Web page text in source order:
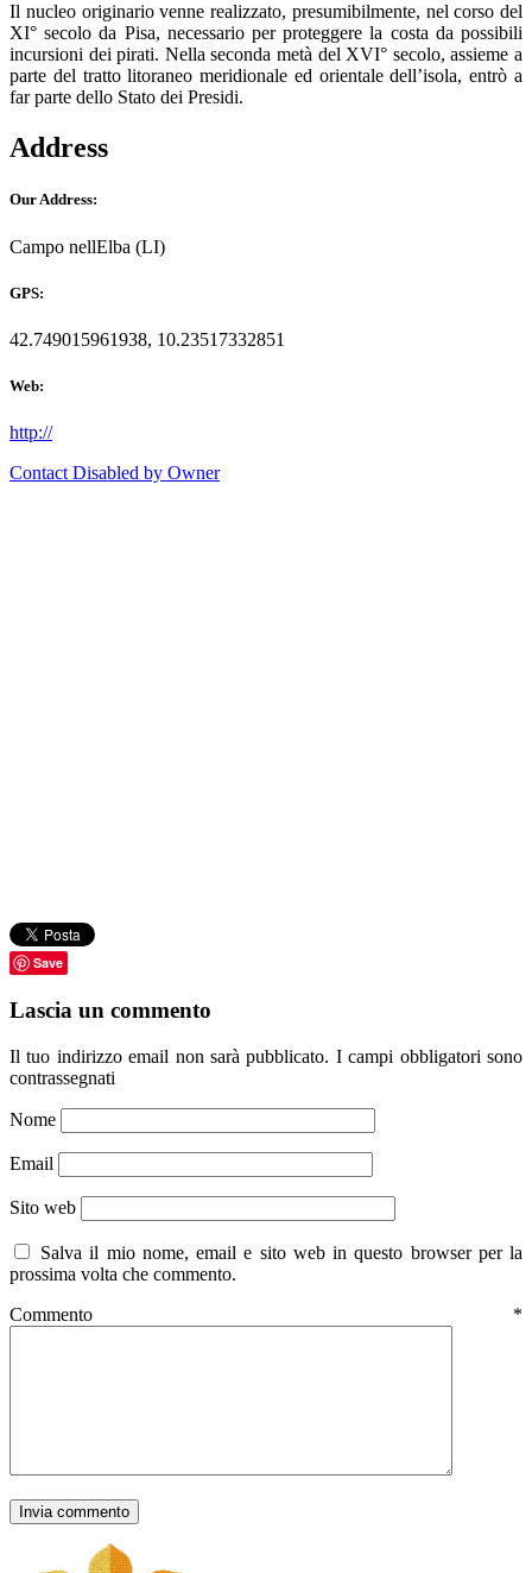
Il nucleo originario venne realizzato, presumibilmente, nel corso del
XI° secolo da Pisa, necessario per proteggere la costa da possibili
incursioni dei pirati. Nella seconda metà del XVI° secolo, assieme a
parte del tratto litoraneo meridionale ed orientale dell’isola, entrò a
far parte dello Stato dei Presidi.
Address
Our Address:
Campo nellElba (LI)
GPS:
42.749015961938, 10.23517332851
Web:
http://
Contact Disabled by Owner
Save
Lascia un commento
Il tuo indirizzo email non sarà pubblicato. I campi obbligatori sono
contrassegnati
Nome
Email
Sito web
Salva il mio nome, email e sito web in questo browser per la
prossima volta che commento.
Commento *